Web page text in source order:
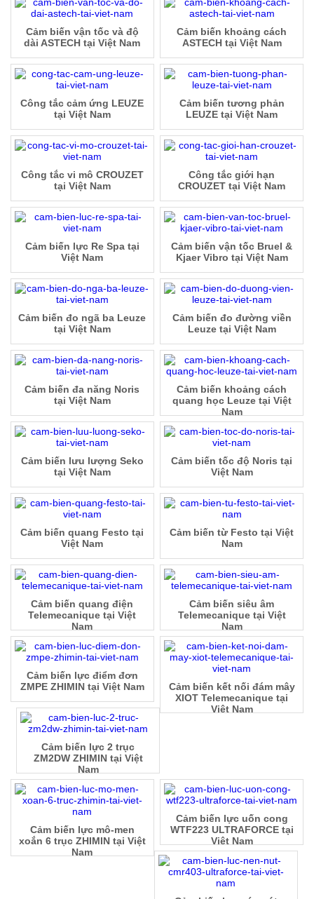
Cảm biến khoảng cách
ASTECH tại Việt Nam
Cảm biến vận tốc và độ
dài ASTECH tại Việt Nam
Cảm biến tương phản
LEUZE tại Việt Nam
Công tắc cảm ứng LEUZE
tại Việt Nam
Công tắc giới hạn
CROUZET tại Việt Nam
Công tắc vi mô CROUZET
tại Việt Nam
Cảm biến vận tốc Bruel &
Kjaer Vibro tại Việt Nam
Cảm biến lực Re Spa tại
Việt Nam
Cảm biến đo đường viền
Leuze tại Việt Nam
Cảm biến đo ngã ba Leuze
tại Việt Nam
Cảm biến khoảng cách
quang học Leuze tại Việt
Nam
Cảm biến đa năng Noris
tại Việt Nam
Cảm biến tốc độ Noris tại
Việt Nam
Cảm biến lưu lượng Seko
tại Việt Nam
Cảm biến từ Festo tại Việt
Nam
Cảm biến quang Festo tại
Việt Nam
Cảm biến siêu âm
Telemecanique tại Việt
Nam
Cảm biến quang điện
Telemecanique tại Việt
Nam
Cảm biến kết nối đám mây
XIOT Telemecanique tại
Việt Nam
Cảm biến lực điểm đơn
ZMPE ZHIMIN tại Việt Nam
Cảm biến lực 2 trục
ZM2DW ZHIMIN tại Việt
Nam
Cảm biến lực mô-men
xoắn 6 trục ZHIMIN tại Việt
Nam
Cảm biến lực uốn cong
WTF223 ULTRAFORCE tại
Việt Nam